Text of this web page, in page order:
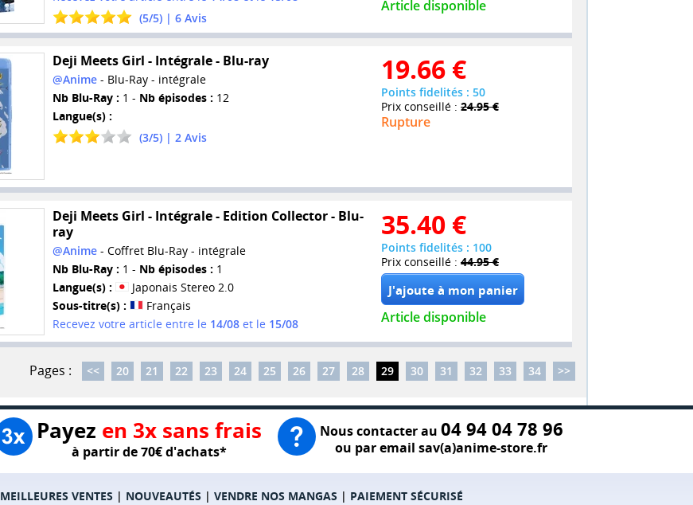
(5/5) | 6Avis
Article disponible
Deji Meets Girl - Intégrale - Blu-ray
@Anime- Blu-Ray - intégrale
Nb Blu-Ray : 1 - Nb épisodes : 12
Langue(s) :
(3/5) | 2Avis
19.66 €
Points fidelités : 50
Prix conseillé : 24.95 €
Rupture
Deji Meets Girl - Intégrale - Edition Collector - Blu-
ray
@Anime- Coffret Blu-Ray - intégrale
Nb Blu-Ray : 1 - Nb épisodes : 1
Langue(s) :
Japonais Stereo 2.0
Sous-titre(s) :
Français
Recevez votre article entre le 14/08et le 15/08
35.40 €
Points fidelités : 100
Prix conseillé : 44.95 €
Article disponible
Pages : << 20 21 22 23 24 25 26 27 28 29 30 31 32 33 34 >>
Payez en 3x sans frais
à partir de 70€ d'achats*
Nous contacter au 04 94 04 78 96
ou par email sav(a)anime-store.fr
MEILLEURES VENTES | NOUVEAUTÉS | VENDRE NOS MANGAS | PAIEMENT SÉCURISÉ